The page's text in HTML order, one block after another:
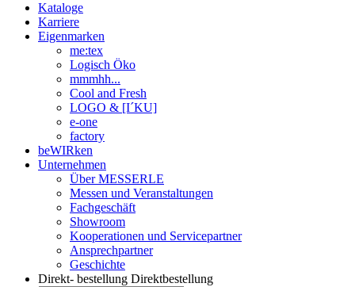
Kataloge
Karriere
Eigenmarken
me:tex
Logisch Öko
mmmhh...
Cool and Fresh
LOGO & [I´KU]
e-one
factory
beWIRken
Unternehmen
Über MESSERLE
Messen und Veranstaltungen
Fachgeschäft
Showroom
Kooperationen und Servicepartner
Ansprechpartner
Geschichte
Direkt- bestellung Direktbestellung